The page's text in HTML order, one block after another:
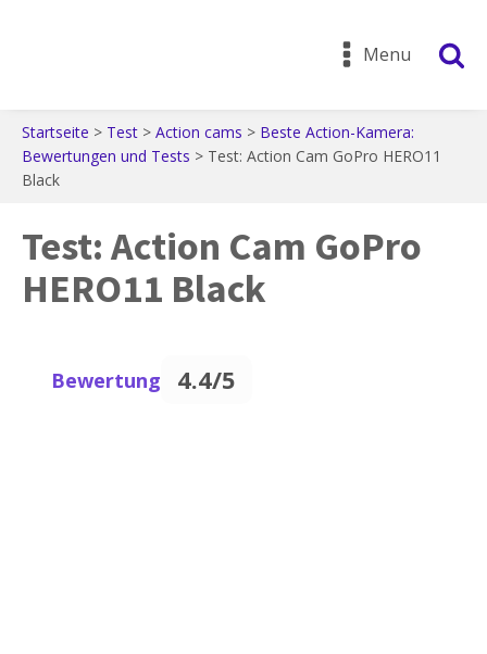
Menu
Startseite > Test > Action cams > Beste Action-Kamera:
Bewertungen und Tests > Test: Action Cam GoPro HERO11
Black
Test: Action Cam GoPro
HERO11 Black
Bewertung 4.4/5